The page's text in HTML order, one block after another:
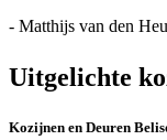
- Matthijs van den
Uitgelichte
Kozijnen en Deuren